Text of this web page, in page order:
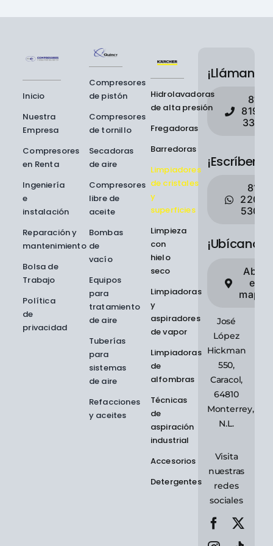
Inicio
Nuestra
Empresa
Compresores
en Renta
Ingeniería
e
instalación
Reparación y
mantenimiento
Bolsa de
Trabajo
Política
de
privacidad
Compresores
de pistón
Compresores
de tornillo
Secadoras
de aire
Compresores
libre de
aceite
Bombas
de
vacío
Equipos
para
tratamiento
de aire
Tuberías
para
sistemas
de aire
Refacciones
y aceites
Hidrolavadoras
de alta presión
Fregadoras
Barredoras
Limpiadores
de cristales
y
superficies
Limpieza
con
hielo
seco
Limpiadoras
y
aspiradores
de vapor
Limpiadoras
de
alfombras
Técnicas
de
aspiración
industrial
Accesorios
Detergentes
¡Llámanos!
81
8190
3311
81
2200
5307
¡Ubícanos!
Abrir
en
mapas
José
López
Hickman
550,
Caracol,
64810
Monterrey,
N.L.
Visita
nuestras
redes
sociales